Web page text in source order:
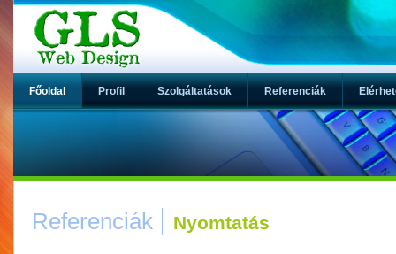
Főoldal Profil Szolgáltatások Referenciák
Referenciák Nyomtatás